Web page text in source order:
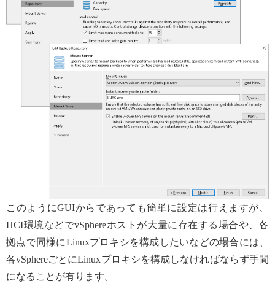
このようにGUIからであっても簡単に設定は行えますが、
HCI環境などでvSphereホストが大量に存在する場合や、各
拠点で同様にLinuxプロキシを構成したいなどの場合には、
各vSphereごとにLinuxプロキシを構成しなければならず手間
になることが有ります。